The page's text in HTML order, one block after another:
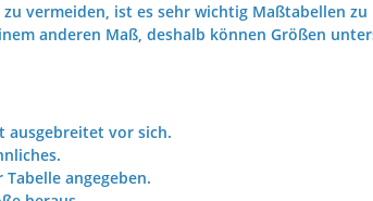
vermeiden, ist es sehr wichtig Maßtabellen zu
anderen Maß, deshalb können Größen
ausgebreitet vor sich.
angegeben.